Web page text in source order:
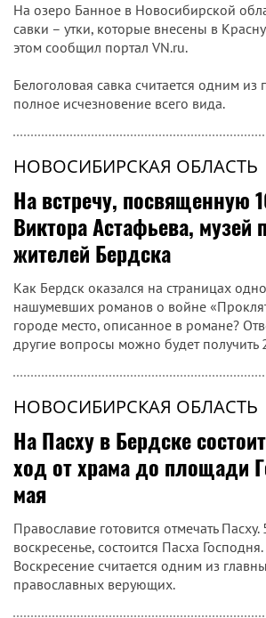
На озеро Банное в Новосибирской
савки – утки, которые внесены в
этом сообщил портал VN.ru.
Белоголовая савка считается одним из
полное исчезновение всего вида.
НОВОСИБИРСКАЯ ОБЛАСТЬ
На встречу, посвященную
Виктора Астафьева, музей
жителей Бердска
Как Бердск оказался на страницах
нашумевших романов о войне
городе место, описанное в романе?
другие вопросы можно будет получить
НОВОСИБИРСКАЯ ОБЛАСТЬ
На Пасху в Бердске
ход от храма до площади
мая
Православие готовится отмечать Пасху.
воскресенье, состоится Пасха
Воскресение считается одним из
православных верующих.